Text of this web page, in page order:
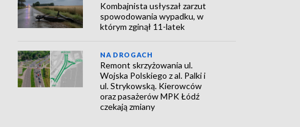
Kombajnista usłyszał zarzut
spowodowania wypadku, w
którym zginął 11-latek
NA DROGACH
Remont skrzyżowania ul.
Wojska Polskiego z al. Palki i
ul. Strykowską. Kierowców
oraz pasażerów MPK Łódź
czekają zmiany